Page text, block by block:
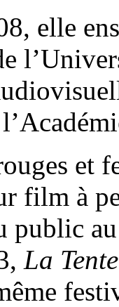
elle
et
film à
public
La